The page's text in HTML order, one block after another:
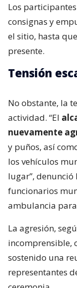
Los
consignas y
el sitio, hasta
presente.
Tensión
No obstante, la
actividad. “El
nuevamente
y puños, así
los vehículos
lugar”,
funcionarios
ambulancia
La agresión,
incomprensible,
sostenido una
representantes